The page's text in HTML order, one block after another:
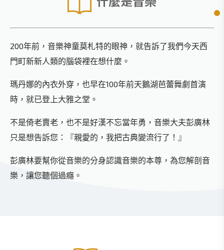
200年前，音樂神童莫札特的眼神，就告訴了我們今天西
門町新新人類的腦袋裡在想什麼。
瑪丹娜的內衣外穿，也早在100年前天鵝湖芭蕾舞劇首演
時，就已登上大雅之堂。
不是倚老賣老，也不是好漢不忘當年勇，音樂大夫彭廣林
只是想告訴您：『親愛的，我把古典變流行了！』
彭廣林要幫你從音樂的分身認識音樂的本尊，為您解剖音
樂，讓您聽個過癮。